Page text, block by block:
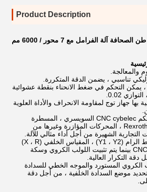
Product Description
إطار الباب CNC 500 طن الصحافة آلة الفرامل مع 7 محور / 6000 مم
يمكن التحكم في ضغط الانحناء بنقطة عشوائية
بها جهاز توج لمقاومة الانحراف والأداة العلوية
5. يتم تثبيت نظام التحكم CNC cybelec السويسري ، المسطرة
الشبكية ، هيدروليكي Rexroth ، المحركات المؤازرة وغيرها من
التجارية الشهيرة من أجل أداء مثالي للآلة.
6. يتم التحكم في شوط الرام (Y1 ، Y2) ، المقياس الخلفي (X ، R)
بواسطة جهاز التحكم CNC بينما يتم تثبيت اللولب الكروي وسكة
التكرار العالية.
الكروي المستورد والموجه الخطي للسدادة
موضع السدادة الخلفية ، من أجل دقة